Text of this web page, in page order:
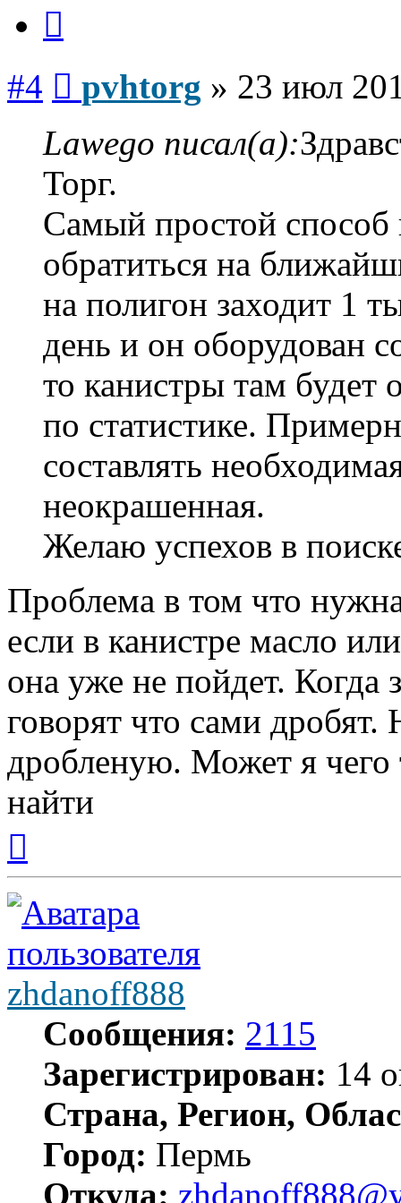
#4 pvhtorg » 23 июл
Lawego писал(а):
Торг.
Самый простой способ
обратиться на
на полигон заходит 1
день и он оборудован
то канистры там будет
по статистике.
составлять
неокрашенная.
Желаю успехов в
Проблема в том что
если в канистре масло
она уже не пойдет. Когда
говорят что сами
дробленую. Может я
найти
началу
zhdanoff888
Сообщения: 2115
Зарегистрирован: 14
Страна, Регион,
Город: Пермь
Откуда: